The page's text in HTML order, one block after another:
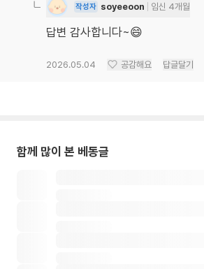
작성자 soyeeoon 임신 4개월
답변 감사합니다~😄
2026.05.04 공감해요 답글달기
함께 많이 본 베동글